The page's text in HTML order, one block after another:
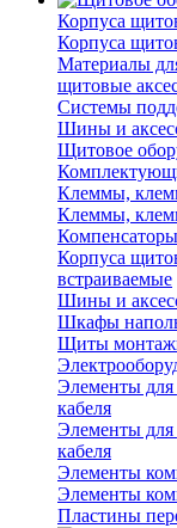
Корпуса
Корпуса
Материалы
щитовые
Системы
Шины и
Щитовое
Клеммы,
Клеммы,
Корпуса
встраиваемые
Шины и
Шкафы
Щиты
Элементы для
кабеля
Элементы для
кабеля
Элементы
Элементы
Пластины